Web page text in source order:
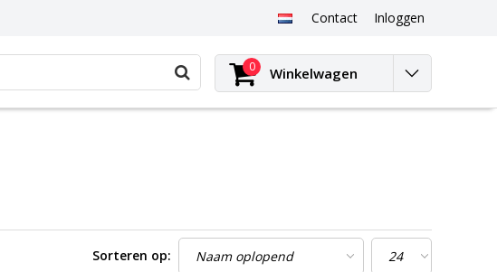
Contact Inloggen
0 Winkelwagen
Sorteren op: